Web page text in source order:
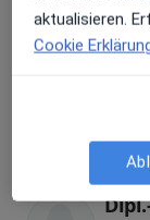
aktualisieren.
Cookie